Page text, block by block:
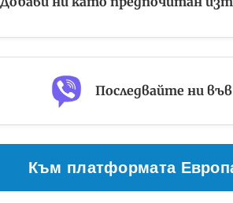
Последвайте ни
Към платформата